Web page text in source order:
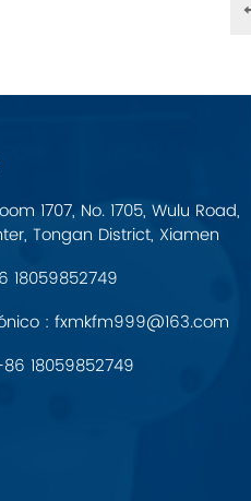
1707, No. 1705, Wulu Road,
Tongan District, Xiamen
18059852749
: fxmkfm999@163.com
18059852749